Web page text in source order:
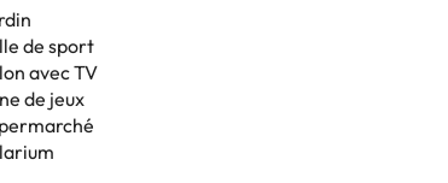
de sport
avec TV
de jeux